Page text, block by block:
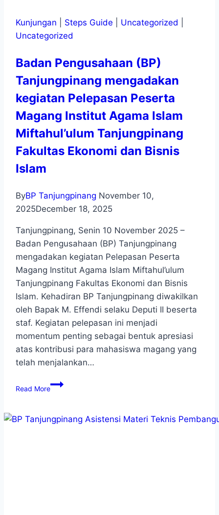
Kunjungan Steps Guide Uncategorized
Uncategorized
Badan Pengusahaan (BP)
Tanjungpinang mengadakan
kegiatan Pelepasan Peserta
Magang Institut Agama Islam
Miftahul’ulum Tanjungpinang
Fakultas Ekonomi dan Bisnis
Islam
ByBP Tanjungpinang November 10,
2025December 18, 2025
Tanjungpinang, Senin 10 November 2025 –
Badan Pengusahaan (BP) Tanjungpinang
mengadakan kegiatan Pelepasan Peserta
Magang Institut Agama Islam Miftahul’ulum
Tanjungpinang Fakultas Ekonomi dan Bisnis
Islam. Kehadiran BP Tanjungpinang diwakilkan
oleh Bapak M. Effendi selaku Deputi II beserta
staf. Kegiatan pelepasan ini menjadi
momentum penting sebagai bentuk apresiasi
atas kontribusi para mahasiswa magang yang
telah menjalankan…
Read More